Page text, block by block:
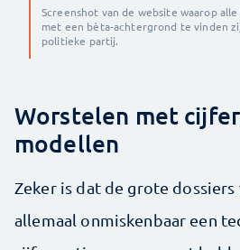
Screenshot van de website waarop
met een bèta-achtergrond te vinden
politieke partij.
Worstelen met
modellen
Zeker is dat de grote
allemaal onmiskenbaar een